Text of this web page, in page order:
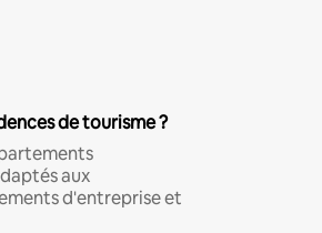
de tourisme ?
aux
d'entreprise et